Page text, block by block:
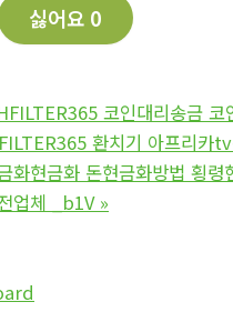
싫어요 0
코인대리송금 코
환치기 아프리카
화현금화 돈현금화방법 횡령
업체 _b1V »